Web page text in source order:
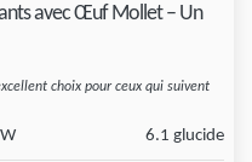
avec Œuf Mollet – Un
choix pour ceux qui suivent
6.1 glucide